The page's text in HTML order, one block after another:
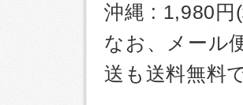
沖縄 : 1,980円
なお、メール
送も送料無料